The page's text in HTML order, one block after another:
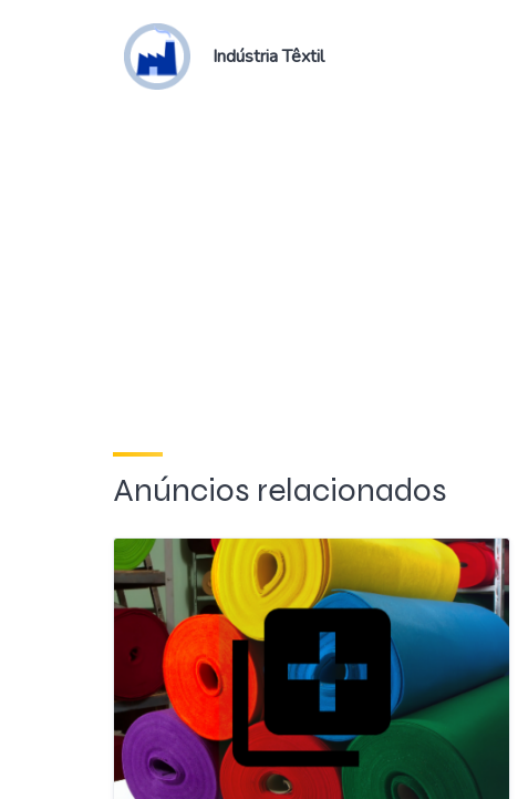
Indústria Têxtil
Anúncios relacionados